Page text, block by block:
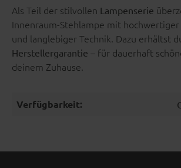
Als Teil der stilvollen Lampenserie
Innenraum-Stehlampe mit
und langlebiger Technik. Dazu erhältst
Herstellergarantie – für dauerhaft
deinem Zuhause.
Verfügbarkeit: